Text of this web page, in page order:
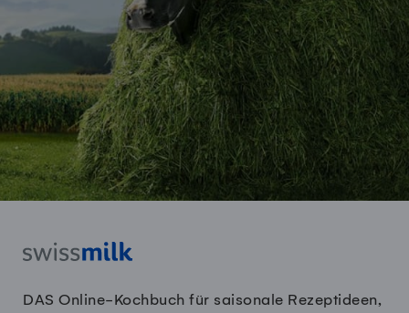
DAS Online-Kochbuch für saisonale Rezeptideen,